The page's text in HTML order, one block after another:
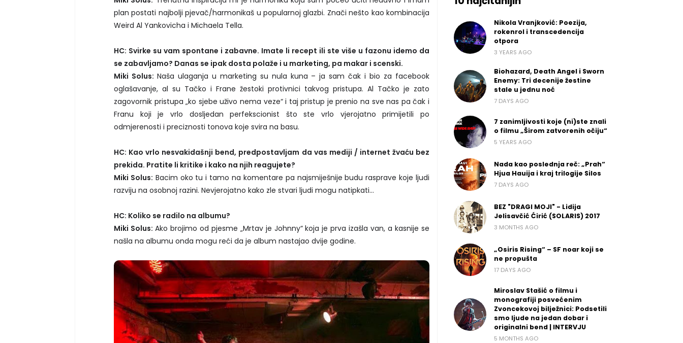
plan postati najbolji pjevač/harmonikaš u popularnoj glazbi. Znači nešto kao kombinacija
Weird Al Yankovicha i Michaela Tella.
HC: Svirke su vam spontane i zabavne. Imate li recept ili ste više u fazonu idemo da
se zabavljamo? Danas se ipak dosta polaže i u marketing, pa makar i scenski.
Miki Solus: Naša ulaganja u marketing su nula kuna – ja sam čak i bio za facebook
oglašavanje, al su Tačko i Frane žestoki protivnici takvog pristupa. Al Tačko je zato
zagovornik pristupa „ko sjebe uživo nema veze“ i taj pristup je prenio na sve nas pa čak i
Franu koji je vrlo dosljedan perfekscionist što ste vrlo vjerojatno primijetili po
odmjerenosti i preciznosti tonova koje svira na basu.
HC: Kao vrlo nesvakidašnji bend, predpostavljam da vas mediji / internet žvaću bez
prekida. Pratite li kritike i kako na njih reagujete?
Miki Solus: Bacim oko tu i tamo na komentare pa najsmiješnije budu rasprave koje ljudi
razviju na osobnoj razini. Nevjerojatno kako zle stvari ljudi mogu natipkati...
HC: Koliko se radilo na albumu?
Miki Solus: Ako brojimo od pjesme „Mrtav je Johnny“ koja je prva izašla van, a kasnije se
našla na albumu onda mogu reći da je album nastajao dvije godine.
Nikola Vranjković: Poezija,
rokenrol i transcedencija
otpora
3 YEARS AGO
Biohazard, Death Angel i Sworn
Enemy: Tri decenije žestine
stale u jednu noć
7 DAYS AGO
7 zanimljivosti koje (ni)ste znali
o filmu „Širom zatvorenih očiju“
5 YEARS AGO
Nada kao poslednja reč: „Prah“
Hjua Hauija i kraj trilogije Silos
7 DAYS AGO
BEZ "DRAGI MOJI" - Lidija
Jelisavčić Ćirić (SOLARIS) 2017
3 MONTHS AGO
„Osiris Rising“ – SF noar koji se
ne propušta
17 DAYS AGO
Miroslav Stašić o filmu i
monografiji posvećenim
Zvoncekovoj bilježnici: Podsetili
smo ljude na jedan dobar i
originalni bend | INTERVJU
5 MONTHS AGO